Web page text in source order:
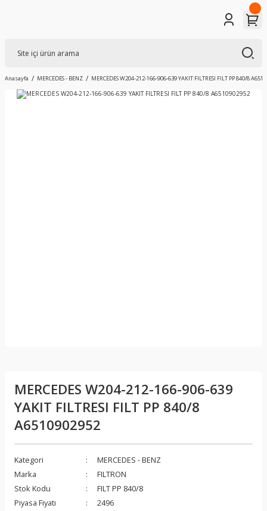
Anasayfa MERCEDES - BENZ MERCEDES W204-212-166-906-639 YAKIT FILTRESI FILT PP 840/8
MERCEDES W204-212-166-906-639
YAKIT FILTRESI FILT PP 840/8
A6510902952
Kategori
MERCEDES - BENZ
Marka
FILTRON
Stok Kodu
FILT PP 840/8
Piyasa Fiyatı
2496